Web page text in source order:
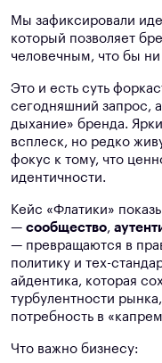
Мы зафиксировали
который позволяет
человечным, что бы
Это и есть суть
сегодняшний запрос,
дыхание» бренда.
всплеск, но редко
фокус к тому, что
идентичности.
Кейс «Флатики»
— сообщество,
— превращаются в
политику и тех-
айдентика, которая
турбулентности
потребность в
Что важно бизнесу: